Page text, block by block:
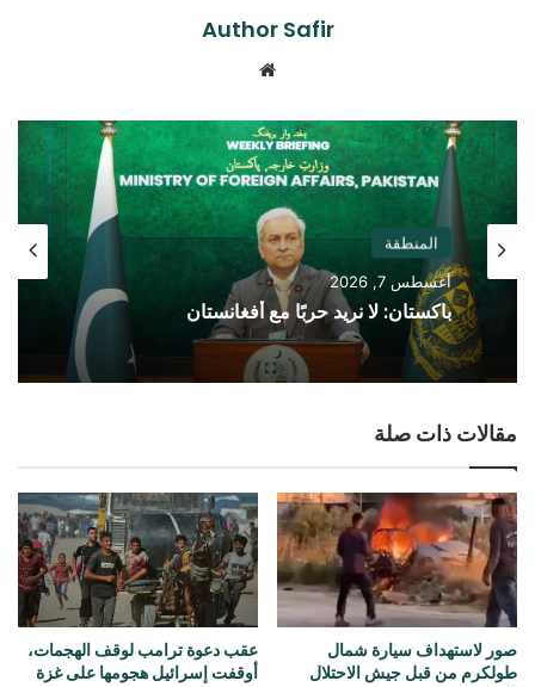
Author Safir
المنطقة
أغسطس 7, 2026
باكستان: لا نريد حربًا مع أفغانستان
مقالات ذات صلة
صور لاستهداف سيارة شمال
طولكرم من قبل جيش الاحتلال
عقب دعوة ترامب لوقف الهجمات،
أوقفت إسرائيل هجومها على غزة